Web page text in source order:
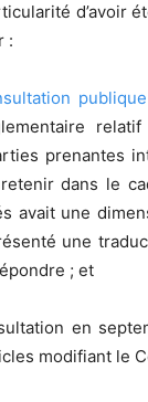
:
publique
prenantes
dans le
avait une
une
; et
en
modifiant le